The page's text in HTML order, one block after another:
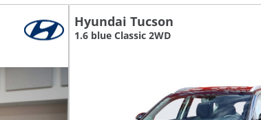
Hyundai Tucson
1.6 blue Classic 2WD